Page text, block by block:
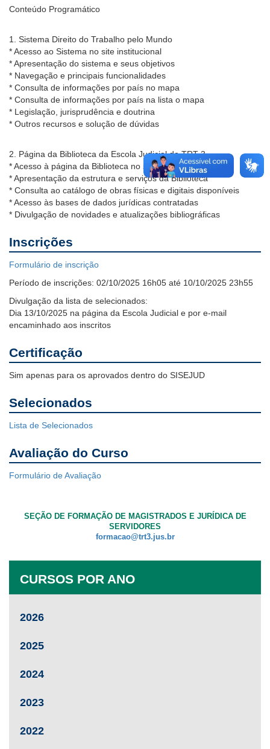
Conteúdo Programático
1. Sistema Direito do Trabalho pelo Mundo
* Acesso ao Sistema no site institucional
* Apresentação do sistema e seus objetivos
* Navegação e principais funcionalidades
* Consulta de informações por país no mapa
* Consulta de informações por país na lista o mapa
* Legislação, jurisprudência e doutrina
* Outros recursos e solução de dúvidas
2. Página da Biblioteca da Escola Judicial do TRT-3
* Acesso à página da Biblioteca no site institucional
* Apresentação da estrutura e serviços da Biblioteca
* Consulta ao catálogo de obras físicas e digitais disponíveis
* Acesso às bases de dados jurídicas contratadas
* Divulgação de novidades e atualizações bibliográficas
Inscrições
Formulário de inscrição
Período de inscrições: 02/10/2025 16h05 até 10/10/2025 23h55
Divulgação da lista de selecionados:
Dia 13/10/2025 na página da Escola Judicial e por e-mail
encaminhado aos inscritos
Certificação
Sim apenas para os aprovados dentro do SISEJUD
Selecionados
Lista de Selecionados
Avaliação do Curso
Formulário de Avaliação
SEÇÃO DE FORMAÇÃO DE MAGISTRADOS E JURÍDICA DE
SERVIDORES
formacao@trt3.jus.br
CURSOS POR ANO
2026
2025
2024
2023
2022